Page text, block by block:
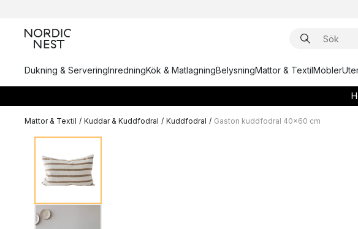
Dukning & ServeringInredningKök & MatlagningBelysningMattor & TextilMöbler
Mattor & Textil / Kuddar & Kuddfodral / Kuddfodral / Gaston kuddfodral 40x60 cm